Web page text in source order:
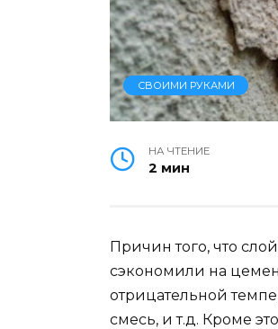
СВОИМИ РУКАМИ
НА ЧТЕНИЕ
2 мин
Причин того, что
сэкономили на
отрицательной
смесь, и т.д. Кроме